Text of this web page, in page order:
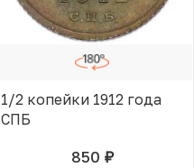
1/2 копейки 1912 года
СПБ
850 руб.В КОРЗИНЕ